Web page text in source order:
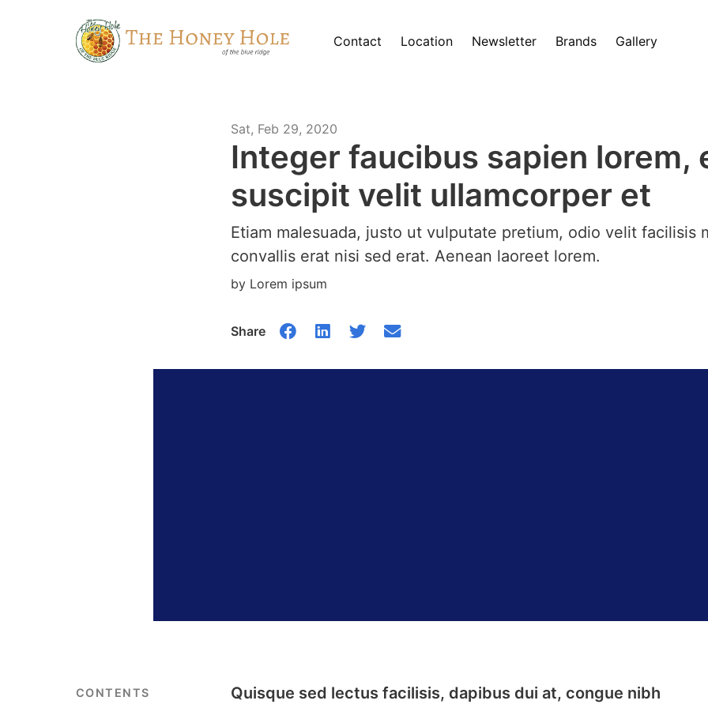
Contact Location Newsletter Brands Gallery
Sat, Feb 29, 2020
Integer faucibus sapien lorem,
suscipit velit ullamcorper et
Etiam malesuada, justo ut vulputate pretium, odio velit facilisis
convallis erat nisi sed erat. Aenean laoreet lorem.
by Lorem ipsum
Share
CONTENTS Quisque sed lectus facilisis, dapibus dui at, congue nibh